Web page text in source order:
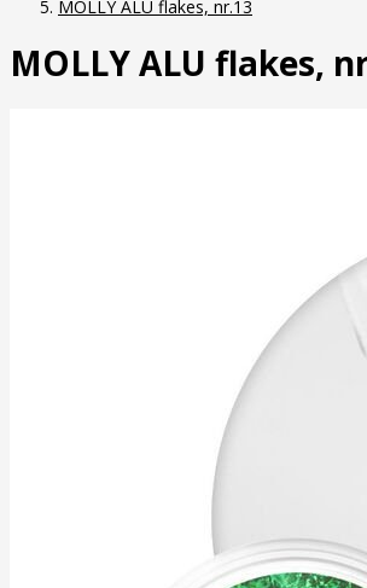
MOLLY ALU flakes, nr.13
MOLLY ALU flakes,